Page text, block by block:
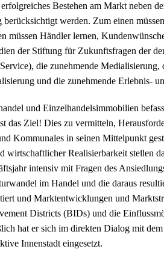
Bestehen am Markt neben
werden. Zum einen
müssen Händler lernen,
der Stiftung für Zukunftsfragen der
die zunehmende
und die zunehmende Erlebnis-
und Einzelhandelsimmobilien
das Ziel! Dies zu vermitteln,
Kommunales in seinen Mittelpunkt
wirtschaftlicher Realisierbarkeit stellen
intensiv mit Fragen des
im Handel und die daraus
und Marktentwicklungen und
Districts (BIDs) und die
hat er sich im direkten Dialog mit
Innenstadt eingesetzt.